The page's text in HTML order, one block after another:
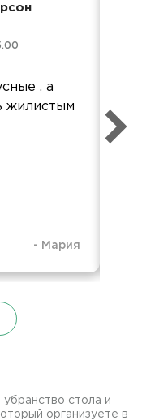
, а
жилистым
- Мария
на
стола и
организуете в